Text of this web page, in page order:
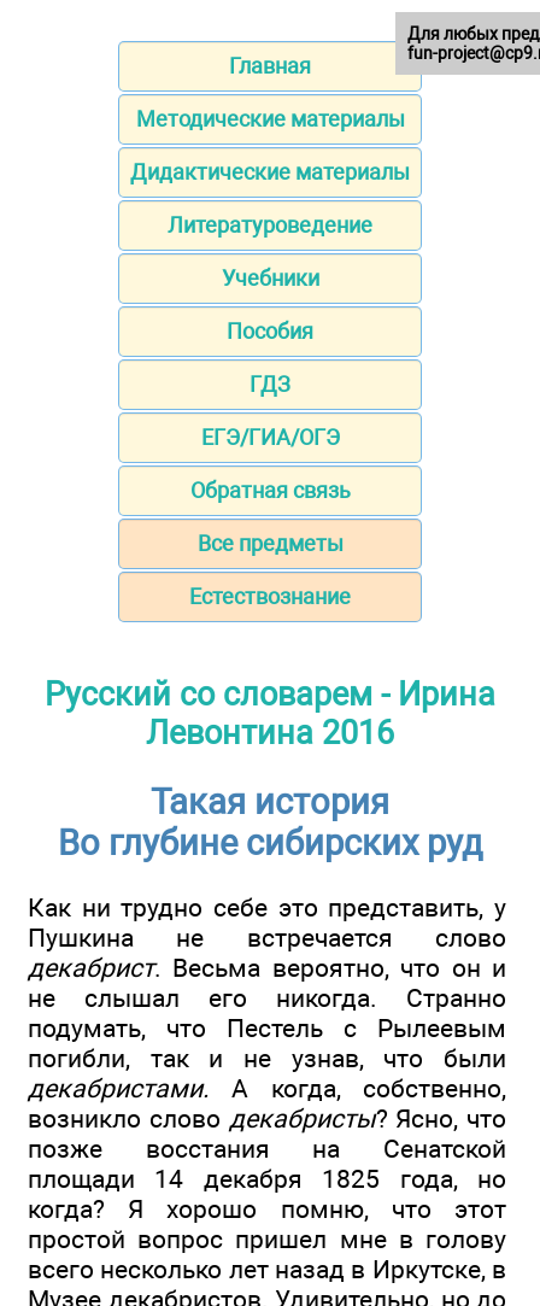
Главная
Методические материалы
Дидактические материалы
Литературоведение
Учебники
Пособия
ГДЗ
ЕГЭ/ГИА/ОГЭ
Обратная связь
Все предметы
Естествознание
Русский со словарем - Ирина
Левонтина 2016
Такая история
Во глубине сибирских руд
Как ни трудно себе это представить, у
Пушкина не встречается слово
декабрист. Весьма вероятно, что он и
не слышал его никогда. Странно
подумать, что Пестель с Рылеевым
погибли, так и не узнав, что были
декабристами. А когда, собственно,
возникло слово декабристы? Ясно, что
позже восстания на Сенатской
площади 14 декабря 1825 года, но
когда? Я хорошо помню, что этот
простой вопрос пришел мне в голову
всего несколько лет назад в Иркутске, в
Музее декабристов. Удивительно, но до
Для любых
fun-